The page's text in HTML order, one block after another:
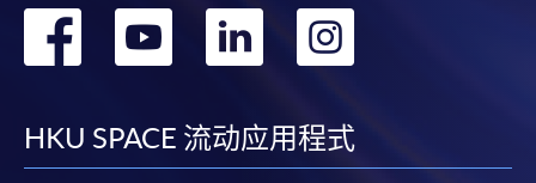
转
facebook
转
youtube
转
linkedin
转
HKU SPACE 流动应用程式